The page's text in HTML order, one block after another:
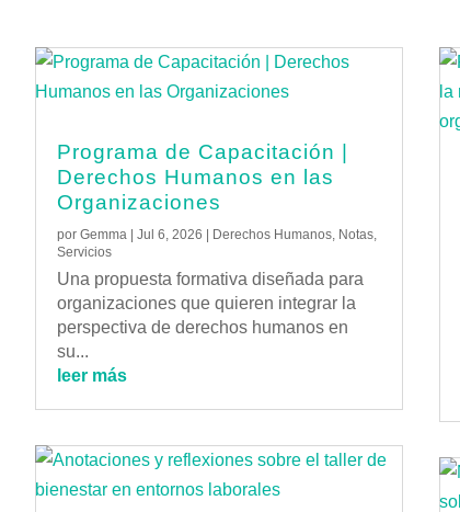
Programa de Capacitación |
Derechos Humanos en las
Organizaciones
por Gemma | Jul 6, 2026 | Derechos Humanos, Notas,
Servicios
Una propuesta formativa diseñada para
organizaciones que quieren integrar la
perspectiva de derechos humanos en
su...
leer más